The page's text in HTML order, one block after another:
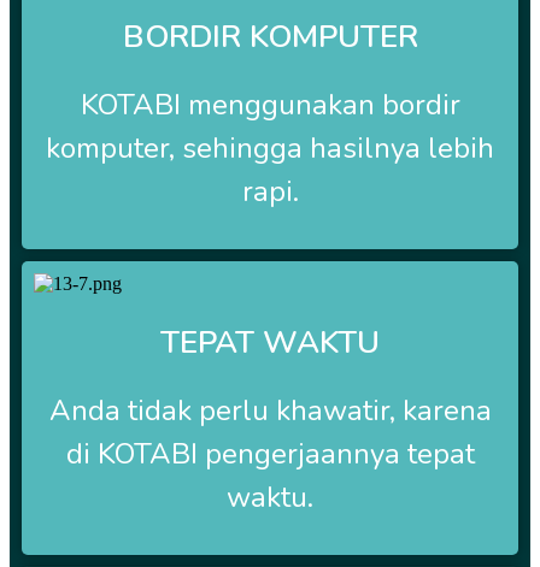
BORDIR KOMPUTER
KOTABI menggunakan bordir
komputer, sehingga hasilnya lebih
rapi.
TEPAT WAKTU
Anda tidak perlu khawatir, karena
di KOTABI pengerjaannya tepat
waktu.